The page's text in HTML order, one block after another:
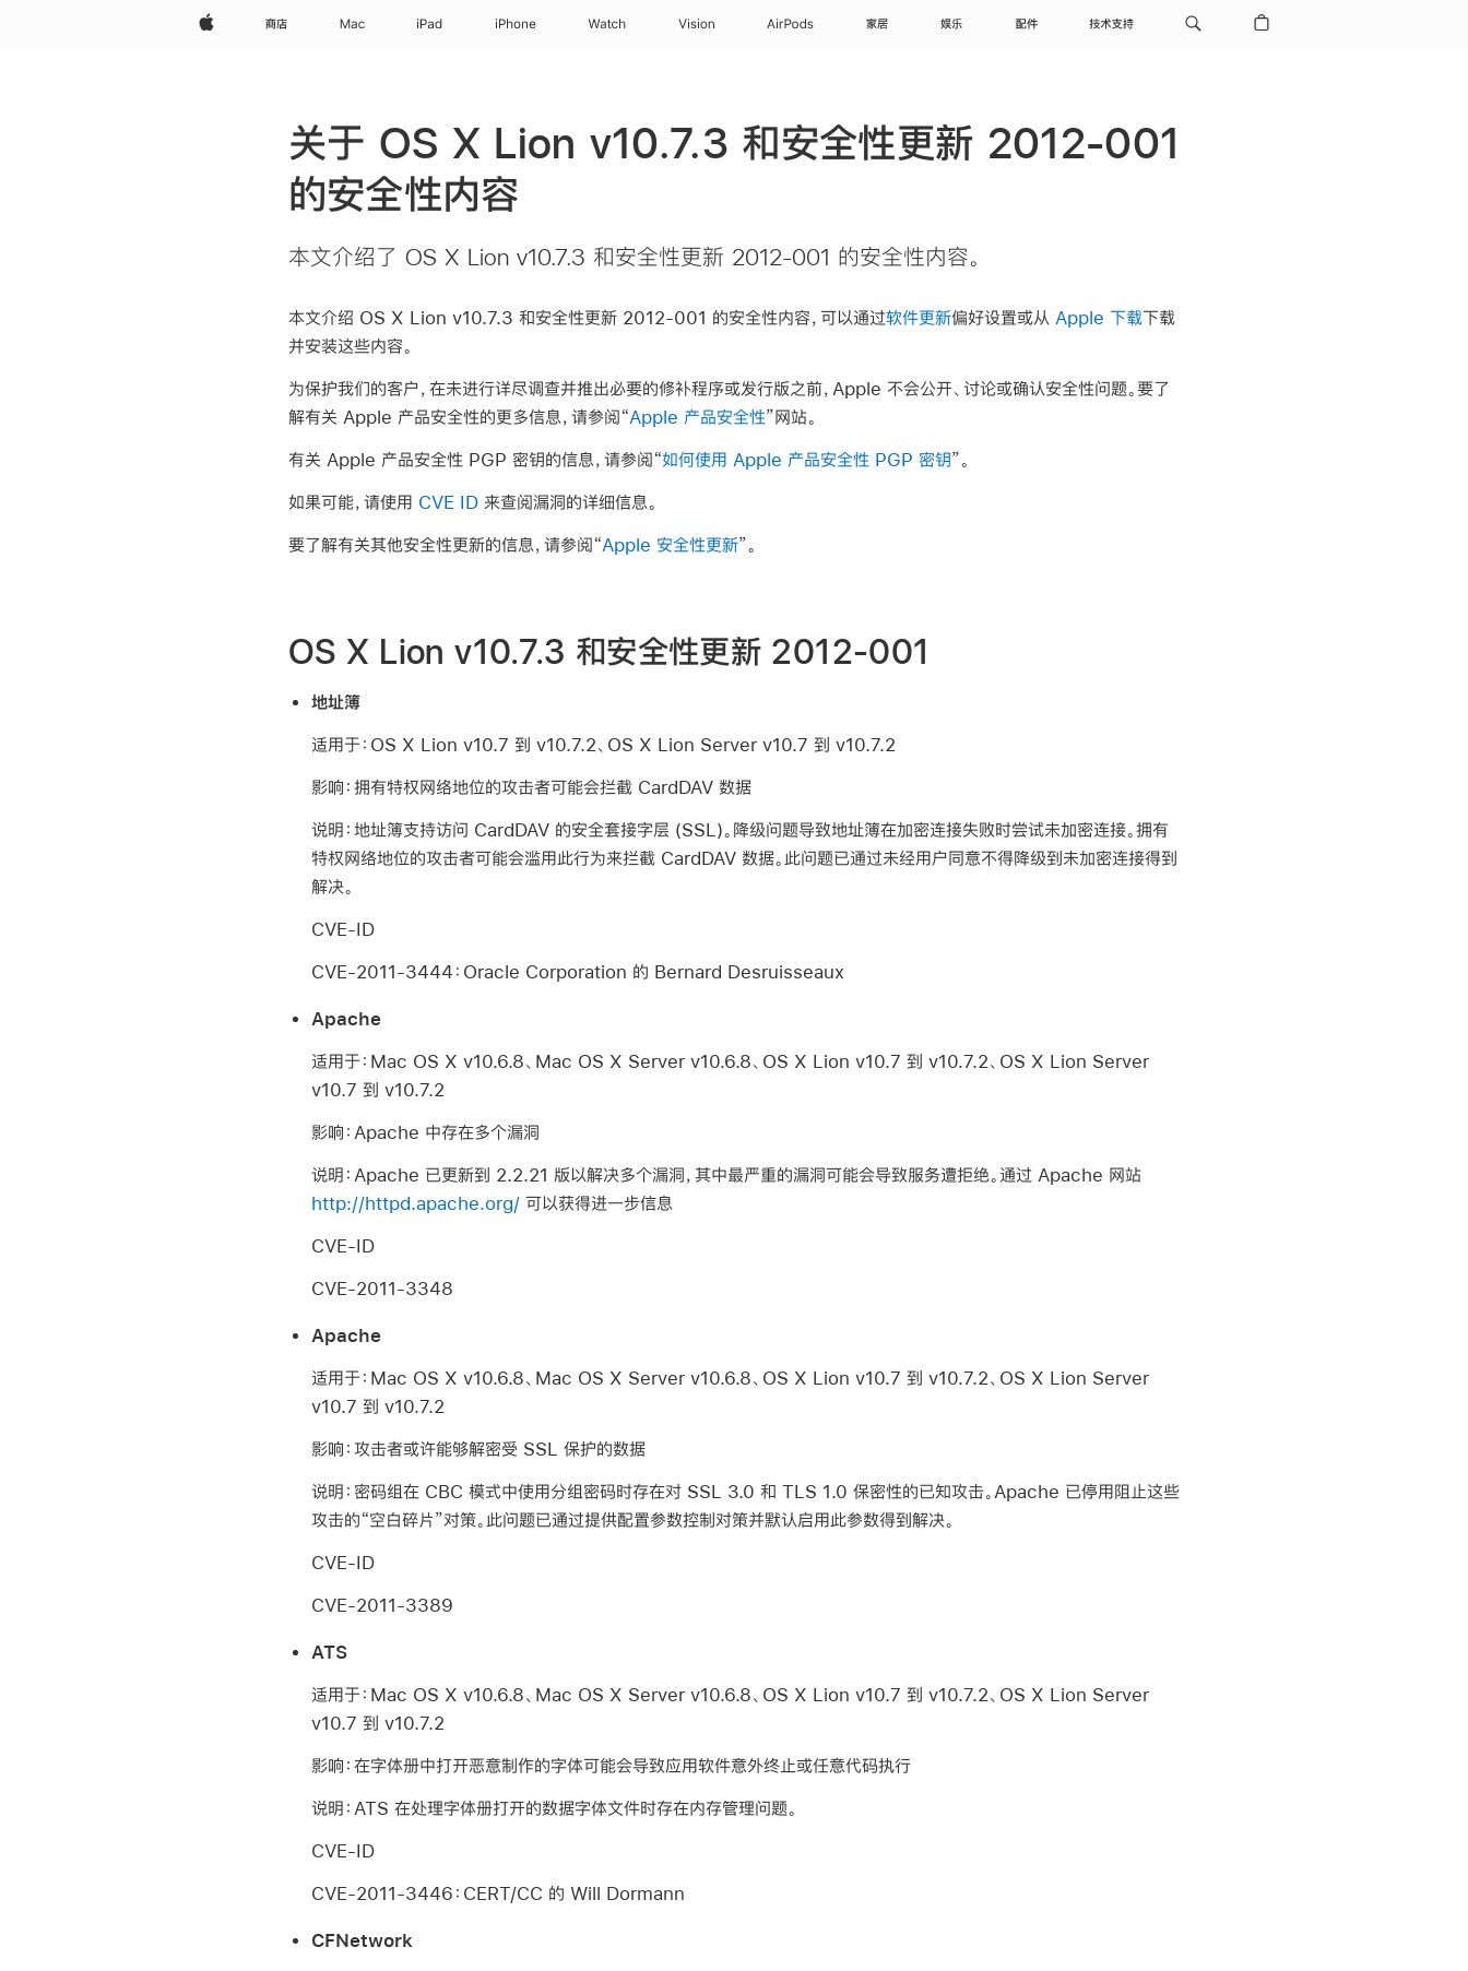
Apple 商店 Mac iPad iPhone Watch Vision AirPods 家居 娱乐 配件 技术支持
关于 OS X Lion v10.7.3 和安全性更新 2012-001
的安全性内容
本文介绍了 OS X Lion v10.7.3 和安全性更新 2012-001 的安全性内容。
本文介绍 OS X Lion v10.7.3 和安全性更新 2012-001 的安全性内容，可以通过软件更新偏好设置或从 Apple 下载下载
并安装这些内容。
为保护我们的客户，在未进行详尽调查并推出必要的修补程序或发行版之前，Apple 不会公开、讨论或确认安全性问题。要了
解有关 Apple 产品安全性的更多信息，请参阅“Apple 产品安全性”网站。
有关 Apple 产品安全性 PGP 密钥的信息，请参阅“如何使用 Apple 产品安全性 PGP 密钥”。
如果可能，请使用 CVE ID来查阅漏洞的详细信息。
要了解有关其他安全性更新的信息，请参阅“Apple 安全性更新”。
OS X Lion v10.7.3 和安全性更新 2012-001
地址簿
适用于：OS X Lion v10.7 到 v10.7.2、OS X Lion Server v10.7 到 v10.7.2
影响：拥有特权网络地位的攻击者可能会拦截 CardDAV 数据
说明：地址簿支持访问 CardDAV 的安全套接字层 (SSL)。降级问题导致地址簿在加密连接失败时尝试未加密连接。拥有
特权网络地位的攻击者可能会滥用此行为来拦截 CardDAV 数据。此问题已通过未经用户同意不得降级到未加密连接得到
解决。
CVE-ID
CVE-2011-3444：Oracle Corporation 的 Bernard Desruisseaux
Apache
适用于：Mac OS X v10.6.8、Mac OS X Server v10.6.8、OS X Lion v10.7 到 v10.7.2、OS X Lion Server
v10.7 到 v10.7.2
影响：Apache 中存在多个漏洞
说明：Apache 已更新到 2.2.21 版以解决多个漏洞，其中最严重的漏洞可能会导致服务遭拒绝。通过 Apache 网站
http://httpd.apache.org/可以获得进一步信息
CVE-ID
CVE-2011-3348
Apache
适用于：Mac OS X v10.6.8、Mac OS X Server v10.6.8、OS X Lion v10.7 到 v10.7.2、OS X Lion Server
v10.7 到 v10.7.2
影响：攻击者或许能够解密受 SSL 保护的数据
说明：密码组在 CBC 模式中使用分组密码时存在对 SSL 3.0 和 TLS 1.0 保密性的已知攻击。Apache 已停用阻止这些
攻击的“空白碎片”对策。此问题已通过提供配置参数控制对策并默认启用此参数得到解决。
CVE-ID
CVE-2011-3389
ATS
适用于：Mac OS X v10.6.8、Mac OS X Server v10.6.8、OS X Lion v10.7 到 v10.7.2、OS X Lion Server
v10.7 到 v10.7.2
影响：在字体册中打开恶意制作的字体可能会导致应用软件意外终止或任意代码执行
说明：ATS 在处理字体册打开的数据字体文件时存在内存管理问题。
CVE-ID
CVE-2011-3446：CERT/CC 的 Will Dormann
CFNetwork